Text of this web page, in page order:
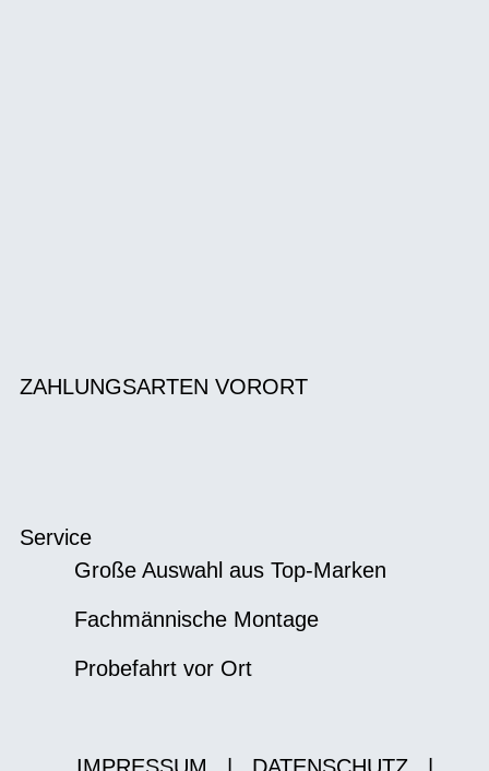
ZAHLUNGSARTEN VORORT
Service
Große Auswahl aus Top-Marken
Fachmännische Montage
Probefahrt vor Ort